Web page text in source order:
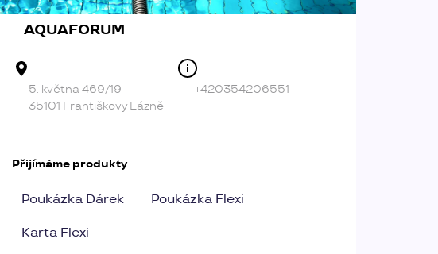
AQUAFORUM
5. května 469/19
35101 Františkovy Lázně
+420354206551
Přijímáme produkty
Poukázka Dárek Poukázka Flexi
Karta Flexi